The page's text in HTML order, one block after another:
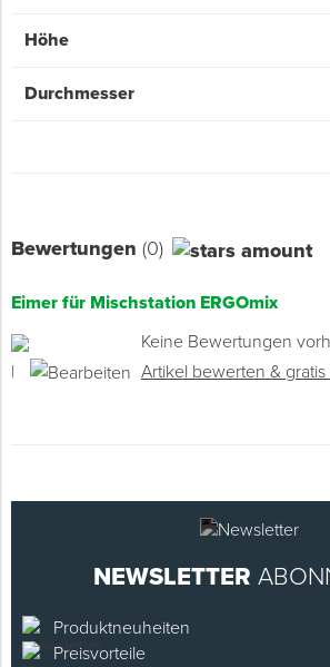
Höhe
Durchmesser
Bewertungen (0)
Eimer für Mischstation ERGOmix
Keine Bewertungen
|
Artikel bewerten &
NEWSLETTER
Produktneuheiten
Preisvorteile